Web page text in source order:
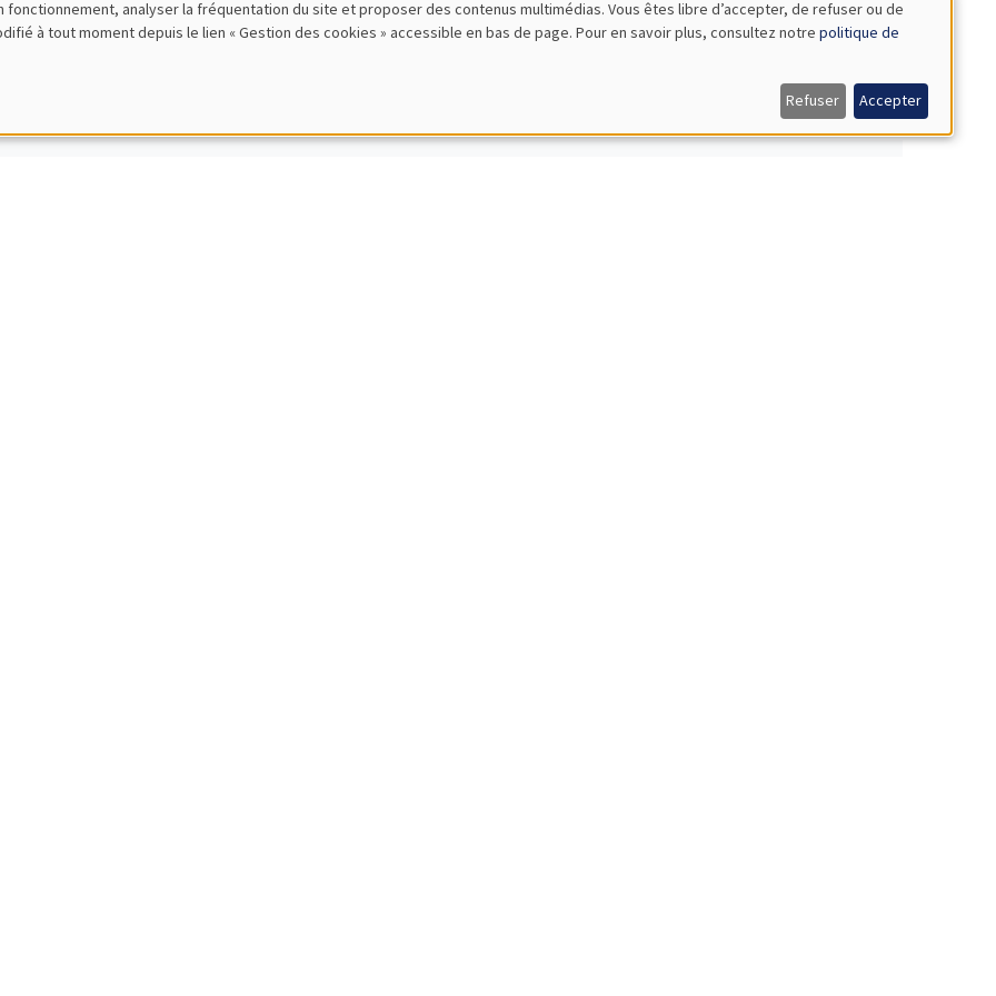
Ziliotto
Paris Dauphine University
analyser la fréquentation du site et proposer des contenus multimédias. Vous êtes libre d’accepter, de refuser ou de
à tout moment depuis le lien « Gestion des cookies » accessible en bas de page. Pour en savoir plus, consultez notre politique de
Refuser Accepter